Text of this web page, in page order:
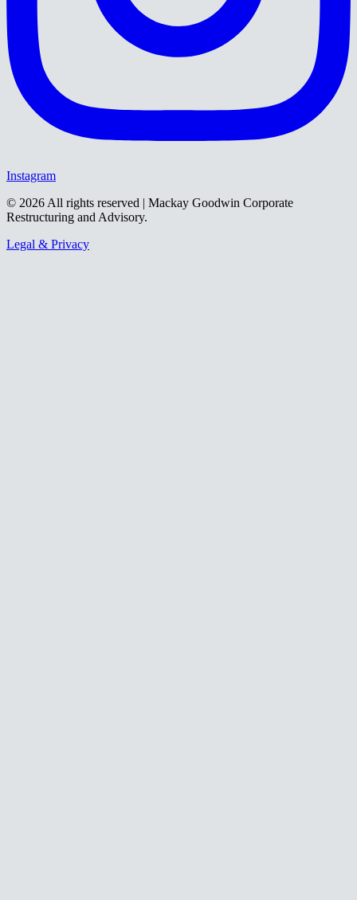
Instagram
© 2026 All rights reserved | Mackay Goodwin Corporate
Restructuring and Advisory.
Legal & Privacy